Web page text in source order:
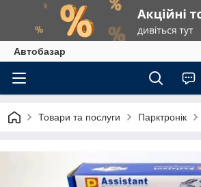
Автобазар
Товари та послуги Парктронік